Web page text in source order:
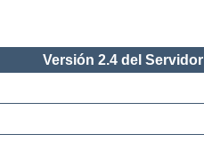
Versión 2.4 del